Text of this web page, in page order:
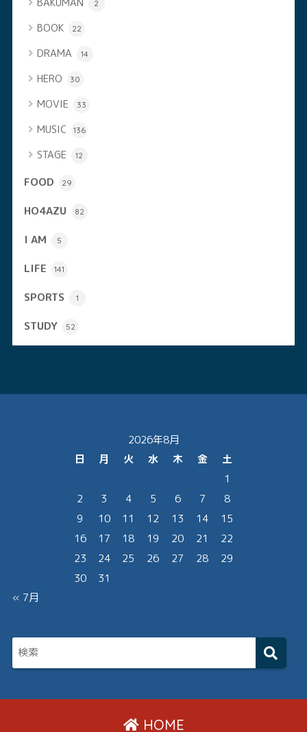
2
BOOK 22
DRAMA 14
HERO 30
MOVIE 33
MUSIC 136
STAGE 12
FOOD 29
HO4AZU 82
I AM 5
LIFE 141
SPORTS 1
STUDY 52
2026年8月
日
月 火 水 木 金
土
1
2
3 4 5 6 7
8
9
10 11 12 13 14
15
16
17 18 19 20 21
22
23
24 25 26 27 28
29
30
31
« 7月
HOME